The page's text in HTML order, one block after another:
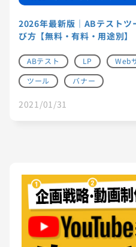
2026年最新版｜ABテスト
び方【無料・有料・用途別】
ABテスト LP Web
ツール
バナー
2021/01/31